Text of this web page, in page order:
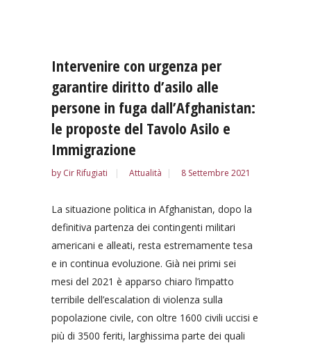
Intervenire con urgenza per
garantire diritto d’asilo alle
persone in fuga dall’Afghanistan:
le proposte del Tavolo Asilo e
Immigrazione
by Cir Rifugiati Attualità 8 Settembre 2021
La situazione politica in Afghanistan, dopo la
definitiva partenza dei contingenti militari
americani e alleati, resta estremamente tesa
e in continua evoluzione. Già nei primi sei
mesi del 2021 è apparso chiaro l’impatto
terribile dell’escalation di violenza sulla
popolazione civile, con oltre 1600 civili uccisi e
più di 3500 feriti, larghissima parte dei quali